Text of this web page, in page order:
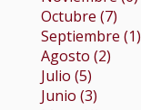
Octubre (7)
Septiembre (1)
Agosto (2)
Julio (5)
Junio (3)